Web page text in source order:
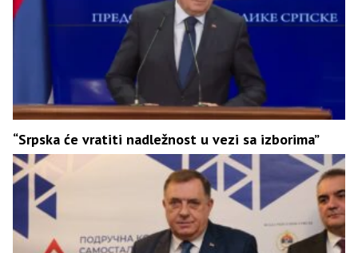
“Srpska će vratiti nadležnost u vezi sa izborima”